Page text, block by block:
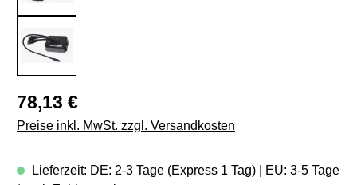
Regulärer Preis:
78,13 €
Preise inkl. MwSt. zzgl. Versandkosten
Lieferzeit: DE: 2-3 Tage (Express 1 Tag) | EU: 3-5 Tage